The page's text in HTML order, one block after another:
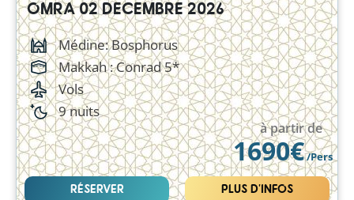
OMRA 02 DECEMBRE 2026
Médine: Bosphorus
Makkah :Conrad 5*
Vols
9 nuits
à partir de
1690€/Pers
RÉSERVER PLUS D'INFOS